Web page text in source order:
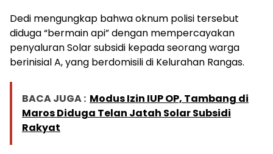
Dedi mengungkap bahwa oknum polisi tersebut
diduga “bermain api” dengan mempercayakan
penyaluran Solar subsidi kepada seorang warga
berinisial A, yang berdomisili di Kelurahan Rangas.
BACA JUGA : Modus Izin IUP OP, Tambang di
Maros Diduga Telan Jatah Solar Subsidi
Rakyat